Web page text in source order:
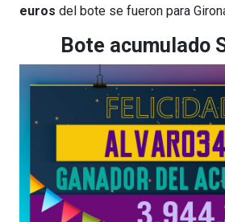
euros del bote se fueron para
Bote acumulado